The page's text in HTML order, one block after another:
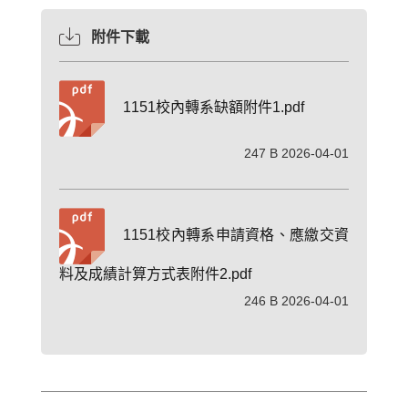
附件下載
1151校內轉系缺額附件1.pdf
247 B 2026-04-01
1151校內轉系申請資格、應繳交資
料及成績計算方式表附件2.pdf
246 B 2026-04-01